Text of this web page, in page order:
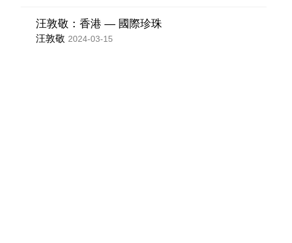
汪敦敬：香港 — 國際珍珠
汪敦敬 2024-03-15